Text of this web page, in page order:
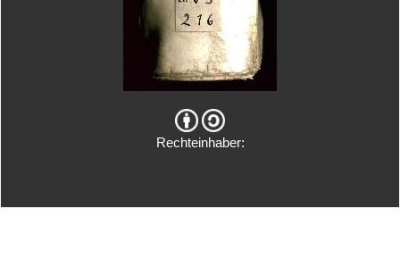
Rechteinhaber: